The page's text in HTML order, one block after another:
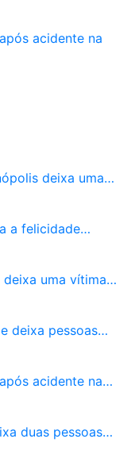
acidente na
deixa uma…
a felicidade…
deixa uma vítima…
deixa pessoas…
acidente na…
duas pessoas…